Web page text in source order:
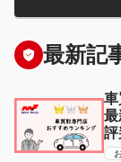
最新記
車
最
評